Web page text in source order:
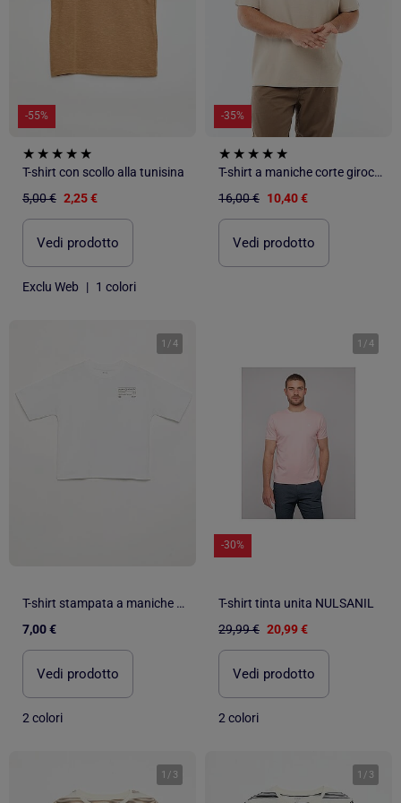
-55%
T-shirt con scollo alla tunisina
5,00 € 2,25 €
Vedi prodotto
Exclu Web | 1 colori
-35%
T-shirt a maniche corte girocollo in jacquard di cotone
16,00 € 10,40 €
Vedi prodotto
1 /4
T-shirt stampata a maniche corte
7,00 €
Vedi prodotto
2 colori
1 /4
-30%
T-shirt tinta unita NULSANIL
29,99 € 20,99 €
Vedi prodotto
2 colori
1 / 3 1 / 3